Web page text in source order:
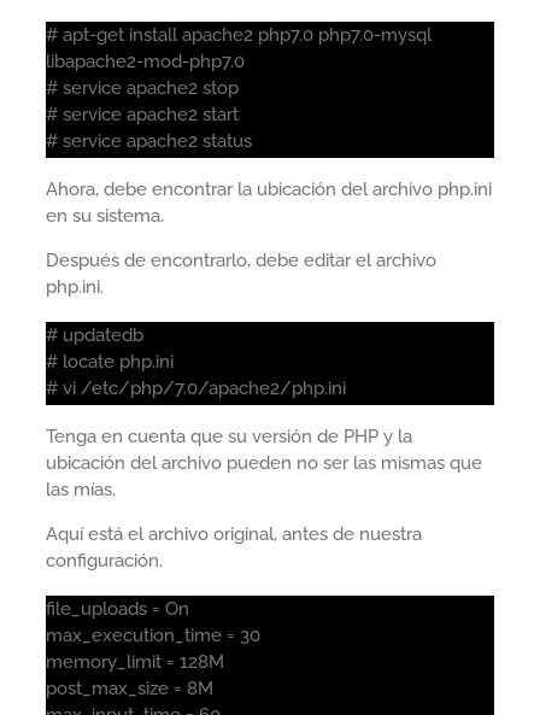
# apt-get install apache2 php7.0 php7.0-mysql
libapache2-mod-php7.0
# service apache2 stop
# service apache2 start
# service apache2 status
Ahora, debe encontrar la ubicación del archivo php.ini
en su sistema.
Después de encontrarlo, debe editar el archivo
php.ini.
# updatedb
# locate php.ini
# vi /etc/php/7.0/apache2/php.ini
Tenga en cuenta que su versión de PHP y la
ubicación del archivo pueden no ser las mismas que
las mías.
Aquí está el archivo original, antes de nuestra
configuración.
file_uploads = On
max_execution_time = 30
memory_limit = 128M
post_max_size = 8M